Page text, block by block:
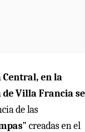
Central, en la
de Villa Francia se
de las
” creadas en el